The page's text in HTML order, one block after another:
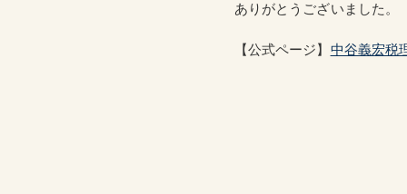
ありがとうございました。
【公式ページ】 中谷義宏税